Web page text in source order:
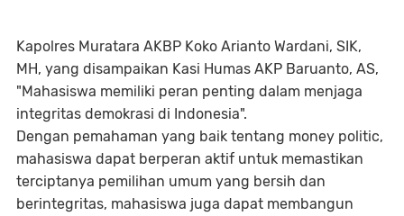
Kapolres Muratara AKBP Koko Arianto Wardani, SIK,
MH, yang disampaikan Kasi Humas AKP Baruanto, AS,
"Mahasiswa memiliki peran penting dalam menjaga
integritas demokrasi di Indonesia".
Dengan pemahaman yang baik tentang money politic,
mahasiswa dapat berperan aktif untuk memastikan
terciptanya pemilihan umum yang bersih dan
berintegritas, mahasiswa juga dapat membangun